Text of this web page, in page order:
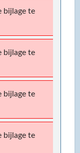
bijlage te
bijlage te
bijlage te
bijlage te